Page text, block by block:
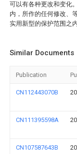
可以有各种更改和变化
内，所作的任何修改、
实用新型的保护范围之内
Similar Documents
Publication
CN112443070B
CN111395598A
CN107587643B